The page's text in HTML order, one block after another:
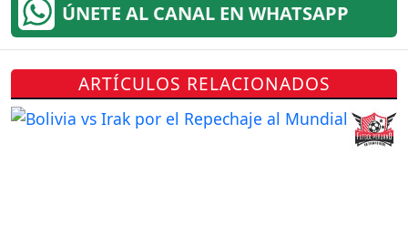
ÚNETE AL CANAL EN WHATSAPP
ARTÍCULOS RELACIONADOS